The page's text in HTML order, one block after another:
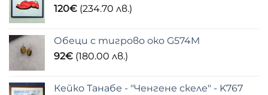
120€ (234.70 лв.)
Обеци с тигрово око G574M
92€ (180.00 лв.)
Кейко Танабе - "Ченгене скеле" - K767